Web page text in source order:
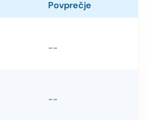
Povprečje
--
--